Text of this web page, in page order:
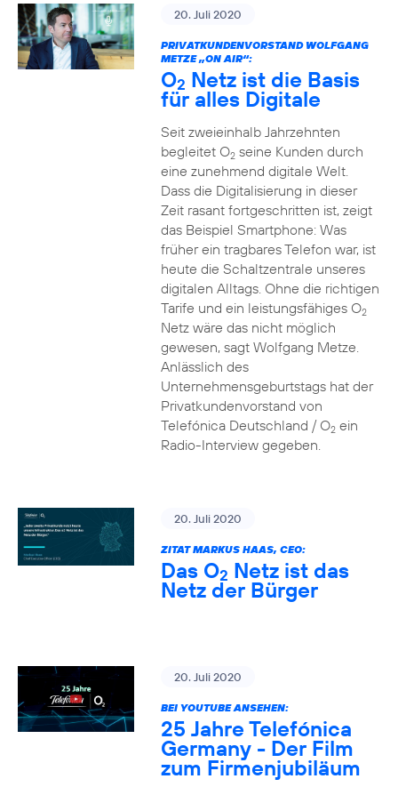
20. Juli 2020
PRIVATKUNDENVORSTAND WOLFGANG
METZE „ON AIR“:
O2 Netz ist die Basis
für alles Digitale
Seit zweieinhalb Jahrzehnten
begleitet O2seine Kunden durch
eine zunehmend digitale Welt.
Dass die Digitalisierung in dieser
Zeit rasant fortgeschritten ist, zeigt
das Beispiel Smartphone: Was
früher ein tragbares Telefon war, ist
heute die Schaltzentrale unseres
digitalen Alltags. Ohne die richtigen
Tarife und ein leistungsfähiges O2
Netz wäre das nicht möglich
gewesen, sagt Wolfgang Metze.
Anlässlich des
Unternehmensgeburtstags hat der
Privatkundenvorstand von
Telefónica Deutschland / O2ein
Radio-Interview gegeben.
20. Juli 2020
ZITAT MARKUS HAAS, CEO:
Das O2 Netz ist das
Netz der Bürger
20. Juli 2020
BEI YOUTUBE ANSEHEN:
25 Jahre Telefónica
Germany - Der Film
zum Firmenjubiläum